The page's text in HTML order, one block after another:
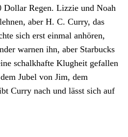
Dollar Regen. Lizzie und Noah
aber H. C. Curry, das
sich erst einmal anhören,
warnen ihn, aber Starbucks
schalkhafte Klugheit gefallen
Jubel von Jim, dem
Curry nach und lässt sich auf